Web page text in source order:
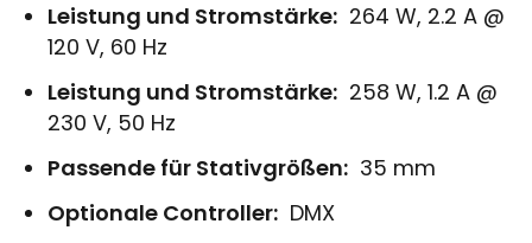
Leistung und Stromstärke: 264 W, 2.2 A @
120 V, 60 Hz
Leistung und Stromstärke: 258 W, 1.2 A @
230 V, 50 Hz
Passende für Stativgrößen: 35 mm
Optionale Controller: DMX